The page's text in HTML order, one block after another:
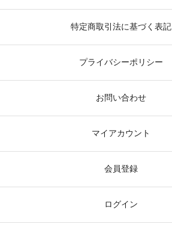
特定商取引法に基づく表記
プライバシーポリシー
お問い合わせ
マイアカウント
会員登録
ログイン